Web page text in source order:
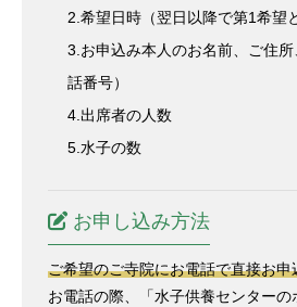
2.希望日時（翌日以降で第1希望
3.お申込み本人のお名前、ご住
話番号）
4.出席者の人数
5.水子の数
お申し込み方法
ご希望のご寺院にお電話で直接お申
お電話の際、「水子供養センターの